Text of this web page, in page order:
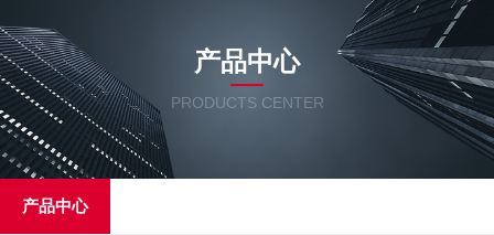
产品中心
PRODUCTS CENTER
产品中心